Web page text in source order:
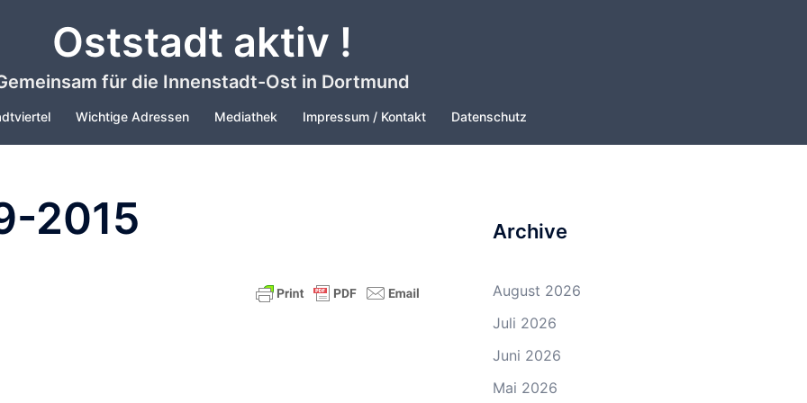
Oststadt aktiv !
für die Innenstadt-Ost in Dortmund
Wichtige Adressen Mediathek Impressum / Kontakt Datenschutz
2015 Archive
August 2026
Juli 2026
Juni 2026
Mai 2026